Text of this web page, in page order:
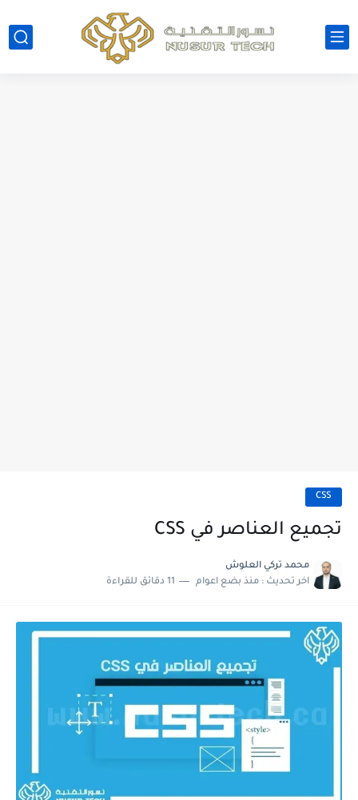
CSS
تجميع العناصر في CSS
محمد تركي العلوش
اخر تحديث : منذ بضع اعوام 11 دقائق للقراءة